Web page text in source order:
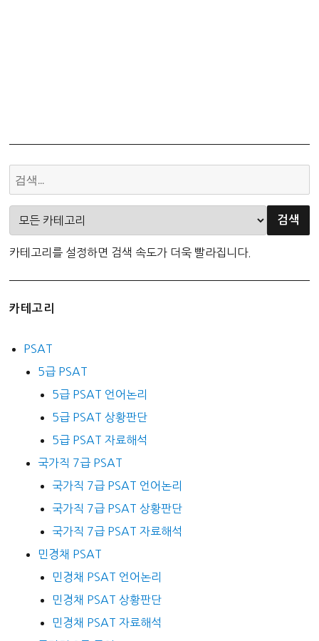
카테고리를 설정하면 검색 속도가 더욱 빨라집니다.
카테고리
PSAT
5급 PSAT
5급 PSAT 언어논리
5급 PSAT 상황판단
5급 PSAT 자료해석
국가직 7급 PSAT
국가직 7급 PSAT 언어논리
국가직 7급 PSAT 상황판단
국가직 7급 PSAT 자료해석
민경채 PSAT
민경채 PSAT 언어논리
민경채 PSAT 상황판단
민경채 PSAT 자료해석